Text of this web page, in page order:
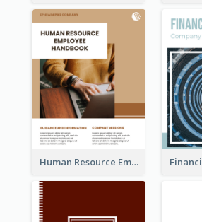
Human Resource Employee Handbook